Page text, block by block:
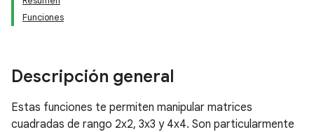
Funciones
Descripción general
Estas funciones te permiten manipular matrices
cuadradas de rango 2x2, 3x3 y 4x4. Son particularmente